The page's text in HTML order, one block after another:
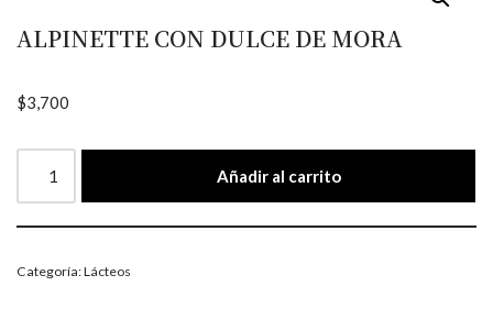
ALPINETTE CON DULCE DE MORA
$3,700
Añadir al carrito
Categoría:Lácteos